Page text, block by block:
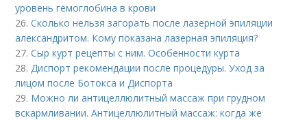
уровень гемоглобина в крови
26.Сколько нельзя загорать после лазерной эпиляции
александритом. Кому показана лазерная эпиляция?
27.Сыр курт рецепты с ним. Особенности курта
28.Диспорт рекомендации после процедуры. Уход за
лицом после Ботокса и Диспорта
29. Можно ли антицеллюлитный массаж при грудном
вскармливании. Антицеллюлитный массаж: когда же